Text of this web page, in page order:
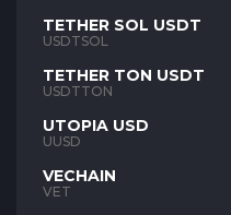
TETHER SOL USDT
USDTSOL
TETHER TON USDT
USDTTON
UTOPIA USD
UUSD
VECHAIN
VET